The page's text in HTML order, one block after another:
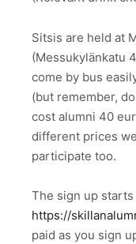
Sitsis are held at
(Messukylänkatu
come by bus
(but remember,
cost alumni 40
different prices
participate too.
The sign up starts
https://
paid as you sign